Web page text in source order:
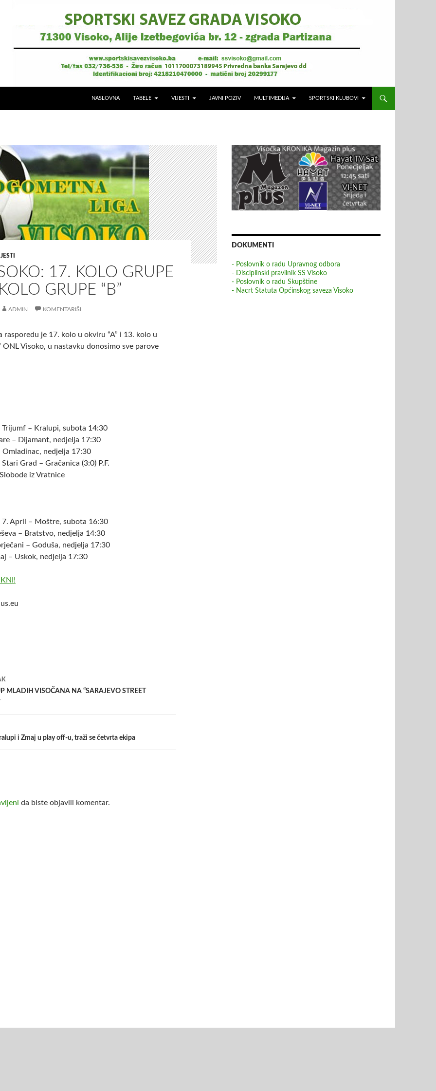
NASLOVNA TABELE VIJESTI JAVNI POZIV MULTIMEDIJA SPORTSKI KLUBOVI
17. KOLO GRUPE
GRUPE “B”
ADMIN KOMENTARIŠI
rasporedu je 17. kolo u okviru “A” i 13. kolo u
ONL Visoko, u nastavku donosimo sve parove
– Kralupi, subota 14:30
– Dijamant, nedjelja 17:30
nedjelja 17:30
Grad – Gračanica (3:0) P.F.
iz Vratnice
April – Moštre, subota 16:30
– Bratstvo, nedjelja 14:30
– Goduša, nedjelja 17:30
– Uskok, nedjelja 17:30
MLADIH VISOČANA NA “SARAJEVO STREET
i Zmaj u play off-u, traži se četvrta ekipa
da biste objavili komentar.
DOKUMENTI
- Poslovnik o radu Upravnog odbora
- Disciplinski pravilnik SS Visoko
- Poslovnik o radu Skupštine
- Nacrt Statuta Općinskog saveza Visoko